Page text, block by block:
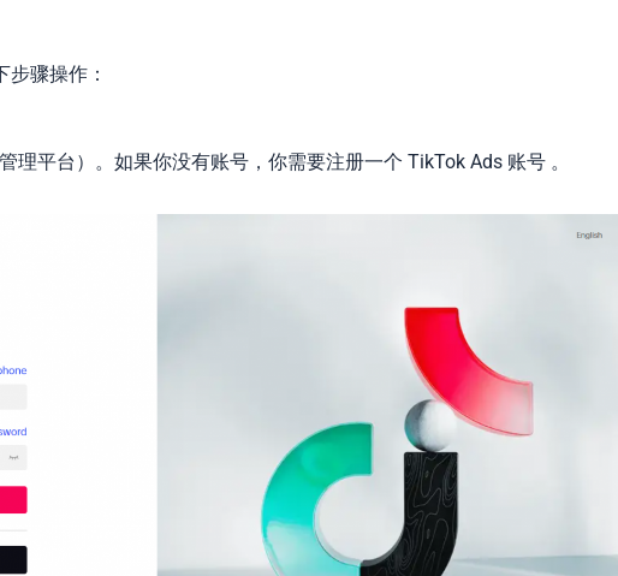
骤操作：
理平台）。如果你没有账号，你需要注册一个 TikTok Ads 账号 。